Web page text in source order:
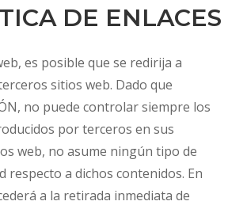
DE ENLACES
es posible que se redirija a
sitios web. Dado que
no puede controlar siempre los
por terceros en sus
web, no asume ningún tipo de
respecto a dichos contenidos. En
a la retirada inmediata de